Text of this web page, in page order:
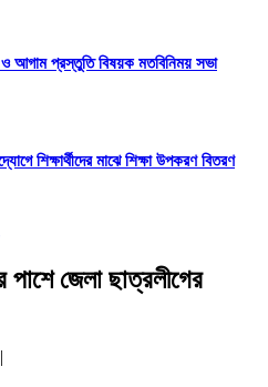
ও আগাম প্রস্তুতি বিষয়ক মতবিনিময় সভা
শিক্ষার্থীদের মাঝে শিক্ষা উপকরণ বিতরণ
পাশে জেলা ছাত্রলীগের
|